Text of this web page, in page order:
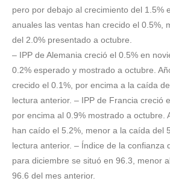
pero por debajo al crecimiento del 1.5%
anuales las ventas han crecido el 0.5%,
del 2.0% presentado a octubre.
– IPP de Alemania creció el 0.5% en
0.2% esperado y mostrado a octubre.
crecido el 0.1%, por encima a la caída
lectura anterior. – IPP de Francia creció
por encima al 0.9% mostrado a octubre.
han caído el 5.2%, menor a la caída del
lectura anterior. – Índice de la confianza
para diciembre se situó en 96.3, menor
96.6 del mes anterior.